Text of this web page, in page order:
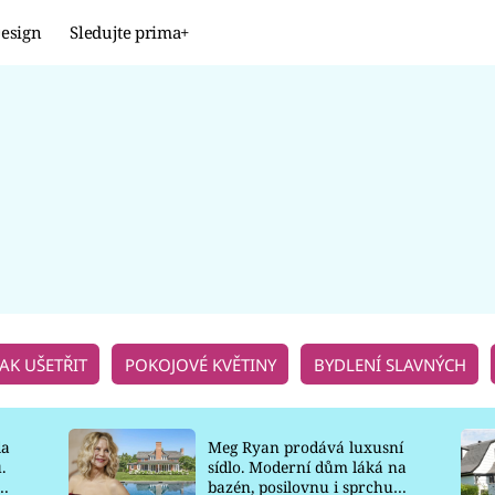
Sledujte prima+
UŠETŘIT POKOJOVÉ KVĚTINY BYDLENÍ SLAVNÝCH
Meg Ryan prodává luxusní
sídlo. Moderní dům láká na
bazén, posilovnu i sprchu